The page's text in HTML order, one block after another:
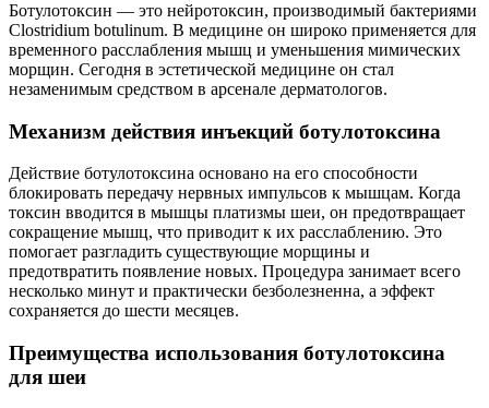
Ботулотоксин — это нейротоксин, производимый бактериями
Clostridium botulinum. В медицине он широко применяется для
временного расслабления мышц и уменьшения мимических
морщин. Сегодня в эстетической медицине он стал
незаменимым средством в арсенале дерматологов.
Механизм действия инъекций ботулотоксина
Действие ботулотоксина основано на его способности
блокировать передачу нервных импульсов к мышцам. Когда
токсин вводится в мышцы платизмы шеи, он предотвращает
сокращение мышц, что приводит к их расслаблению. Это
помогает разгладить существующие морщины и
предотвратить появление новых. Процедура занимает всего
несколько минут и практически безболезненна, а эффект
сохраняется до шести месяцев.
Преимущества использования ботулотоксина
для шеи